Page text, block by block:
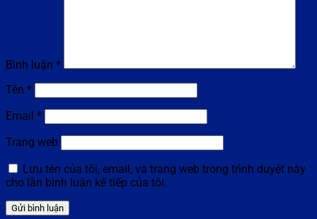
Bình luận *
Tên *
Email *
Trang web
Lưu tên của tôi, email, và trang web trong trình duyệt này
cho lần bình luận kế tiếp của tôi.